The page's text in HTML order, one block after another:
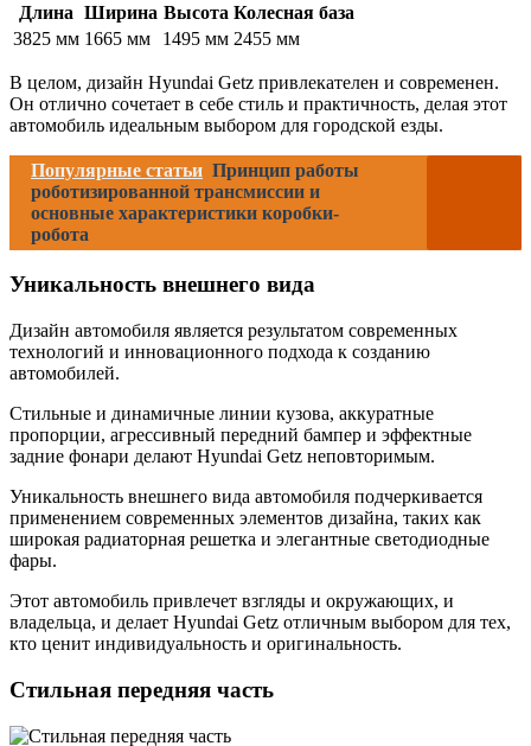
Длина Ширина Высота Колесная база
3825 мм 1665 мм 1495 мм 2455 мм
В целом, дизайн Hyundai Getz привлекателен и современен.
Он отлично сочетает в себе стиль и практичность, делая этот
автомобиль идеальным выбором для городской езды.
Популярные статьи Принцип работы
роботизированной трансмиссии и
основные характеристики коробки-
робота
Уникальность внешнего вида
Дизайн автомобиля является результатом современных
технологий и инновационного подхода к созданию
автомобилей.
Стильные и динамичные линии кузова, аккуратные
пропорции, агрессивный передний бампер и эффектные
задние фонари делают Hyundai Getz неповторимым.
Уникальность внешнего вида автомобиля подчеркивается
применением современных элементов дизайна, таких как
широкая радиаторная решетка и элегантные светодиодные
фары.
Этот автомобиль привлечет взгляды и окружающих, и
владельца, и делает Hyundai Getz отличным выбором для тех,
кто ценит индивидуальность и оригинальность.
Стильная передняя часть